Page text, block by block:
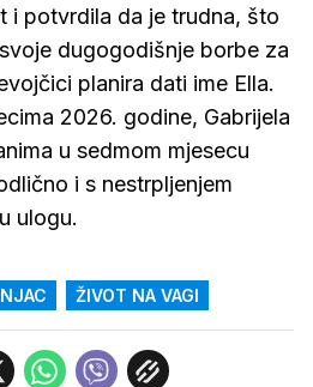
i potvrdila da je trudna, što
dugogodišnje borbe za
planira dati ime Ella.
2026. godine, Gabrijela
u sedmom mjesecu
i s nestrpljenjem
ulogu.
ŽIVOT NA VAGI